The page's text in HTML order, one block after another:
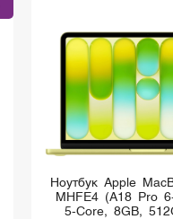
Ноутбук Apple
MHFE4 (A18 Pro
5-Core, 8GB,